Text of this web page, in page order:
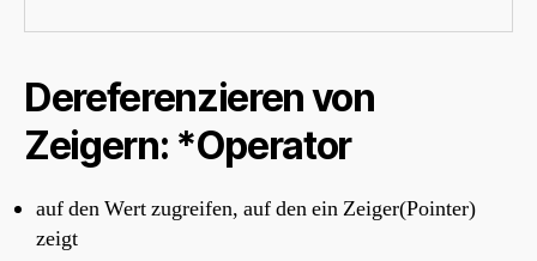
Dereferenzieren von
Zeigern: *Operator
auf den Wert zugreifen, auf den ein Zeiger(Pointer)
zeigt